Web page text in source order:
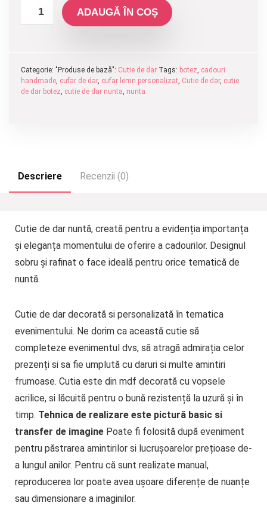
ADAUGĂ ÎN COȘ
Categorie: "Produse de bază": Cutie de dar Tags: botez, cadouri
handmade, cufar de dar, cufar lemn personalizat, Cutie de dar, cutie
de dar botez, cutie de dar nunta, nunta
Descriere Recenzii (0)
Cutie de dar nuntă, creată pentru a evidenția importanța
și eleganța momentului de oferire a cadourilor. Designul
sobru și rafinat o face ideală pentru orice tematică de
nuntă.
Cutie de dar decorată si personalizată în tematica
evenimentului. Ne dorim ca această cutie să
completeze evenimentul dvs, să atragă admirația celor
prezenți si sa fie umplută cu daruri si multe amintiri
frumoase. Cutia este din mdf decorată cu vopsele
acrilice, si lăcuită pentru o bună rezistență la uzură și în
timp. Tehnica de realizare este pictură basic si
transfer de imaginePoate fi folosită după eveniment
pentru păstrarea amintirilor si lucrușoarelor prețioase de-
a lungul anilor. Pentru că sunt realizate manual,
reproducerea lor poate avea ușoare diferențe de nuanțe
sau dimensionare a imaginilor.